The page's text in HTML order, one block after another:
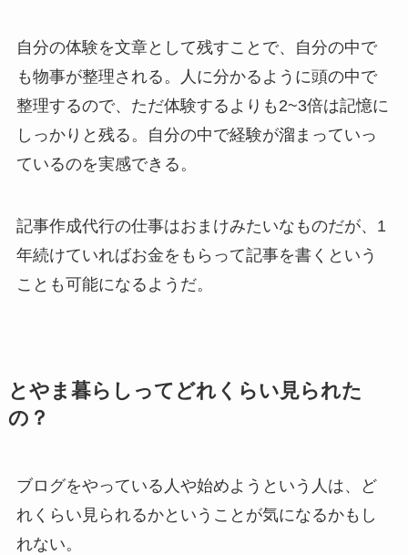
自分の体験を文章として残すことで、自分の中で
も物事が整理される。人に分かるように頭の中で
整理するので、ただ体験するよりも2~3倍は記憶に
しっかりと残る。自分の中で経験が溜まっていっ
ているのを実感できる。
記事作成代行の仕事はおまけみたいなものだが、1
年続けていればお金をもらって記事を書くという
ことも可能になるようだ。
とやま暮らしってどれくらい見られた
の？
ブログをやっている人や始めようという人は、ど
れくらい見られるかということが気になるかもし
れない。